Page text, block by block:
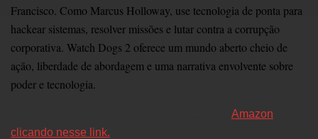
Francisco. Como Marcus Holloway, use tecnologia de ponta para
hackear sistemas, resolver missões e lutar contra a corrupção
corporativa. Watch Dogs 2 oferece um mundo aberto cheio de
ação, liberdade de abordagem e uma narrativa envolvente sobre
poder e tecnologia.
Amazon
clicando nesse link.